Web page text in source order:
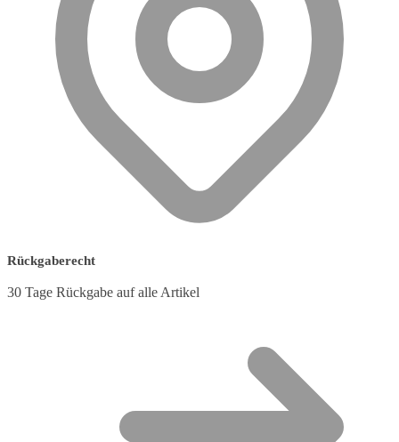
Rückgaberecht
30 Tage Rückgabe auf alle Artikel